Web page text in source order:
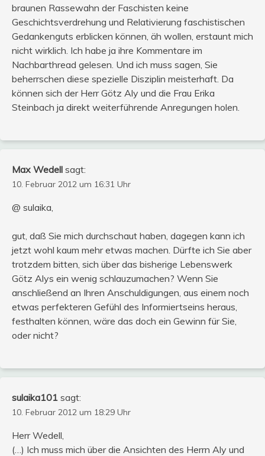
braunen Rassewahn der Faschisten keine
Geschichtsverdrehung und Relativierung faschistischen
Gedankenguts erblicken können, äh wollen, erstaunt mich
nicht wirklich. Ich habe ja ihre Kommentare im
Nachbarthread gelesen. Und ich muss sagen, Sie
beherrschen diese spezielle Disziplin meisterhaft. Da
können sich der Herr Götz Aly und die Frau Erika
Steinbach ja direkt weiterführende Anregungen holen.
Max Wedell sagt:
10. Februar 2012 um 16:31 Uhr
@ sulaika,
gut, daß Sie mich durchschaut haben, dagegen kann ich
jetzt wohl kaum mehr etwas machen. Dürfte ich Sie aber
trotzdem bitten, sich über das bisherige Lebenswerk
Götz Alys ein wenig schlauzumachen? Wenn Sie
anschließend an Ihren Anschuldigungen, aus einem noch
etwas perfekteren Gefühl des Informiertseins heraus,
festhalten können, wäre das doch ein Gewinn für Sie,
oder nicht?
sulaika101 sagt:
10. Februar 2012 um 18:29 Uhr
Herr Wedell,
(…) Ich muss mich über die Ansichten des Herrn Aly und